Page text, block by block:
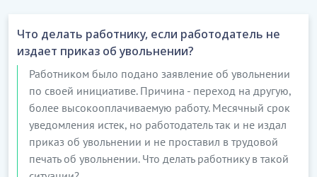
Что делать работнику, если работодатель не
издает приказ об увольнении?
Работником было подано заявление об увольнении
по своей инициативе. Причина - переход на другую,
более высокооплачиваемую работу. Месячный срок
уведомления истек, но работодатель так и не издал
приказ об увольнении и не проставил в трудовой
печать об увольнении. Что делать работнику в такой